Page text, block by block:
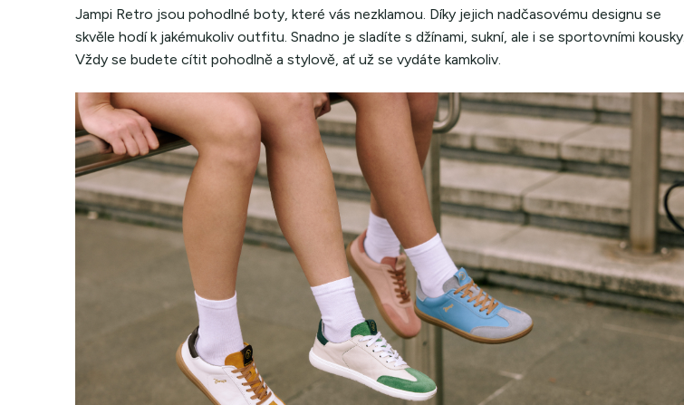
Jampi Retro jsou pohodlné boty, které vás nezklamou. Díky jejich nadčasovému designu se
skvěle hodí k jakémukoliv outfitu. Snadno je sladíte s džínami, sukní, ale i se sportovními kousky.
Vždy se budete cítit pohodlně a stylově, ať už se vydáte kamkoliv.